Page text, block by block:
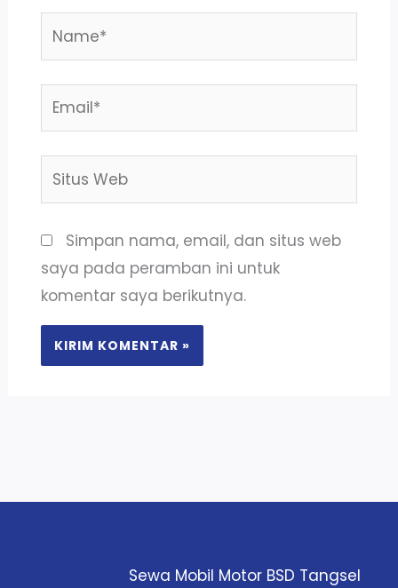
Name*
Email*
Situs
Simpan nama, email, dan situs web
saya pada peramban ini untuk
komentar saya berikutnya.
Sewa Mobil Motor BSD Tangsel